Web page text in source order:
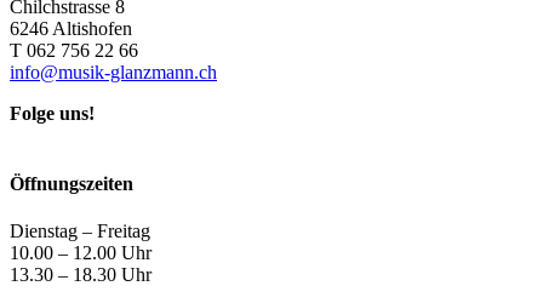
Chilchstrasse 8
6246 Altishofen
T 062 756 22 66
info@musik-glanzmann.ch
Folge uns!
Öffnungszeiten
Dienstag – Freitag
10.00 – 12.00 Uhr
13.30 – 18.30 Uhr